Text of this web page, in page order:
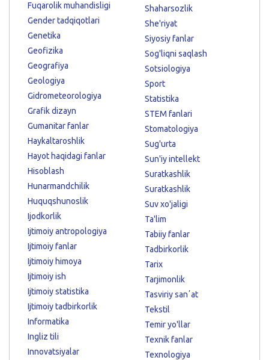
Fuqarolik muhandisligi
Gender tadqiqotlari
Genetika
Geofizika
Geografiya
Geologiya
Gidrometeorologiya
Grafik dizayn
Gumanitar fanlar
Haykaltaroshlik
Hayot haqidagi fanlar
Hisoblash
Hunarmandchilik
Huquqshunoslik
Ijodkorlik
Ijtimoiy antropologiya
Ijtimoiy fanlar
Ijtimoiy himoya
Ijtimoiy ish
Ijtimoiy statistika
Ijtimoiy tadbirkorlik
Informatika
Ingliz tili
Innovatsiyalar
Shaharsozlik
She'riyat
Siyosiy fanlar
Sog'liqni saqlash
Sotsiologiya
Sport
Statistika
STEM fanlari
Stomatologiya
Sug'urta
Sun'iy intellekt
Suratkashlik
Suratkashlik
Suv xo'jaligi
Ta'lim
Tabiiy fanlar
Tadbirkorlik
Tarix
Tarjimonlik
Tasviriy sanʼat
Tekstil
Temir yo'llar
Texnik fanlar
Texnologiya